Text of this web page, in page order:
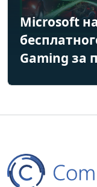
Microsoft
Gaming за